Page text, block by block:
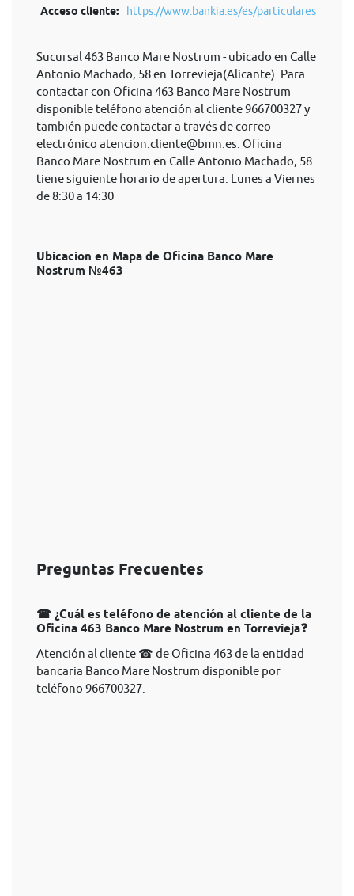
Acceso cliente: https://www.bankia.es/es/particulares
Sucursal 463 Banco Mare Nostrum - ubicado en Calle
Antonio Machado, 58 en Torrevieja(Alicante). Para
contactar con Oficina 463 Banco Mare Nostrum
disponible teléfono atención al cliente 966700327 y
también puede contactar a través de correo
electrónico atencion.cliente@bmn.es . Oficina
Banco Mare Nostrum en Calle Antonio Machado, 58
tiene siguiente horario de apertura. Lunes a Viernes
de 8:30 a 14:30
Ubicacion en Mapa de Oficina Banco Mare
Nostrum №463
Preguntas Frecuentes
☎ ¿Cuál es teléfono de atención al cliente de la
Oficina 463 Banco Mare Nostrum en Torrevieja❓
Atención al cliente ☎ de Oficina 463 de la entidad
bancaria Banco Mare Nostrum disponible por
teléfono 966700327.